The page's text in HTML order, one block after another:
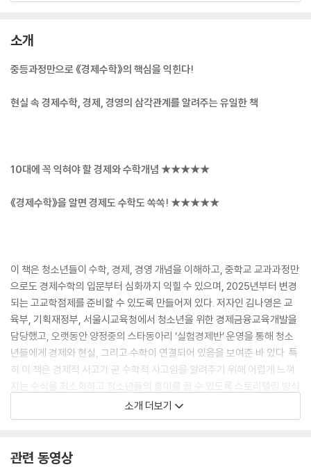
소개
중등과정만으로 《경제수학》의 핵심을 익힌다!
현실 속 경제수학, 경제, 경영의 삼각관계를 알려주는 유일한 책
10대에 꼭 익혀야 할 경제와 수학개념 ★★★★★
《경제수학》을 알면 경제도 수학도 쏙쏙! ★★★★★
이 책은 청소년들이 수학, 경제, 경영 개념을 이해하고, 중학교 교과과정만
으로도 경제수학의 입문부터 심화까지 익힐 수 있으며, 2025년부터 변경
되는 고교학점제를 준비할 수 있도록 만들어져 있다. 저자인 김나영은 교
육부, 기획재정부, 서울시교육청에서 청소년을 위한 경제금융교육개발을
담당했고, 오랫동안 양정중의 스타동아리 ‘실험경제반’ 운영을 통해 청소
년들에게 경제와 현실, 그리고 수학이 연결되어 있음을 보여준 바 있다. 특
히 이 책은 경제적 사고가 곧 수학적 사고임을 알려주기 위해 어렵게 느껴
지는 수식을 최소화하고 청소년들의 흥미를 끌 수 있도록 스토리텔링 방식
을 사용한다. 특히 무지개 중학교 5총사들의 이야기를 통해 경제수학, 경
영, 경제 개념을 본문에서 자연스럽게 익히고, 선생님만의 경제경영학 강
다가 놓칠 수 있는 부분까지 명확히 짚어낸다. 특히 이 책은 중등 교과과정
소개 더보기
관련 동영상